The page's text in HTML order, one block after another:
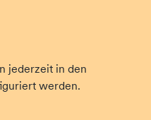
jederzeit in den
werden.